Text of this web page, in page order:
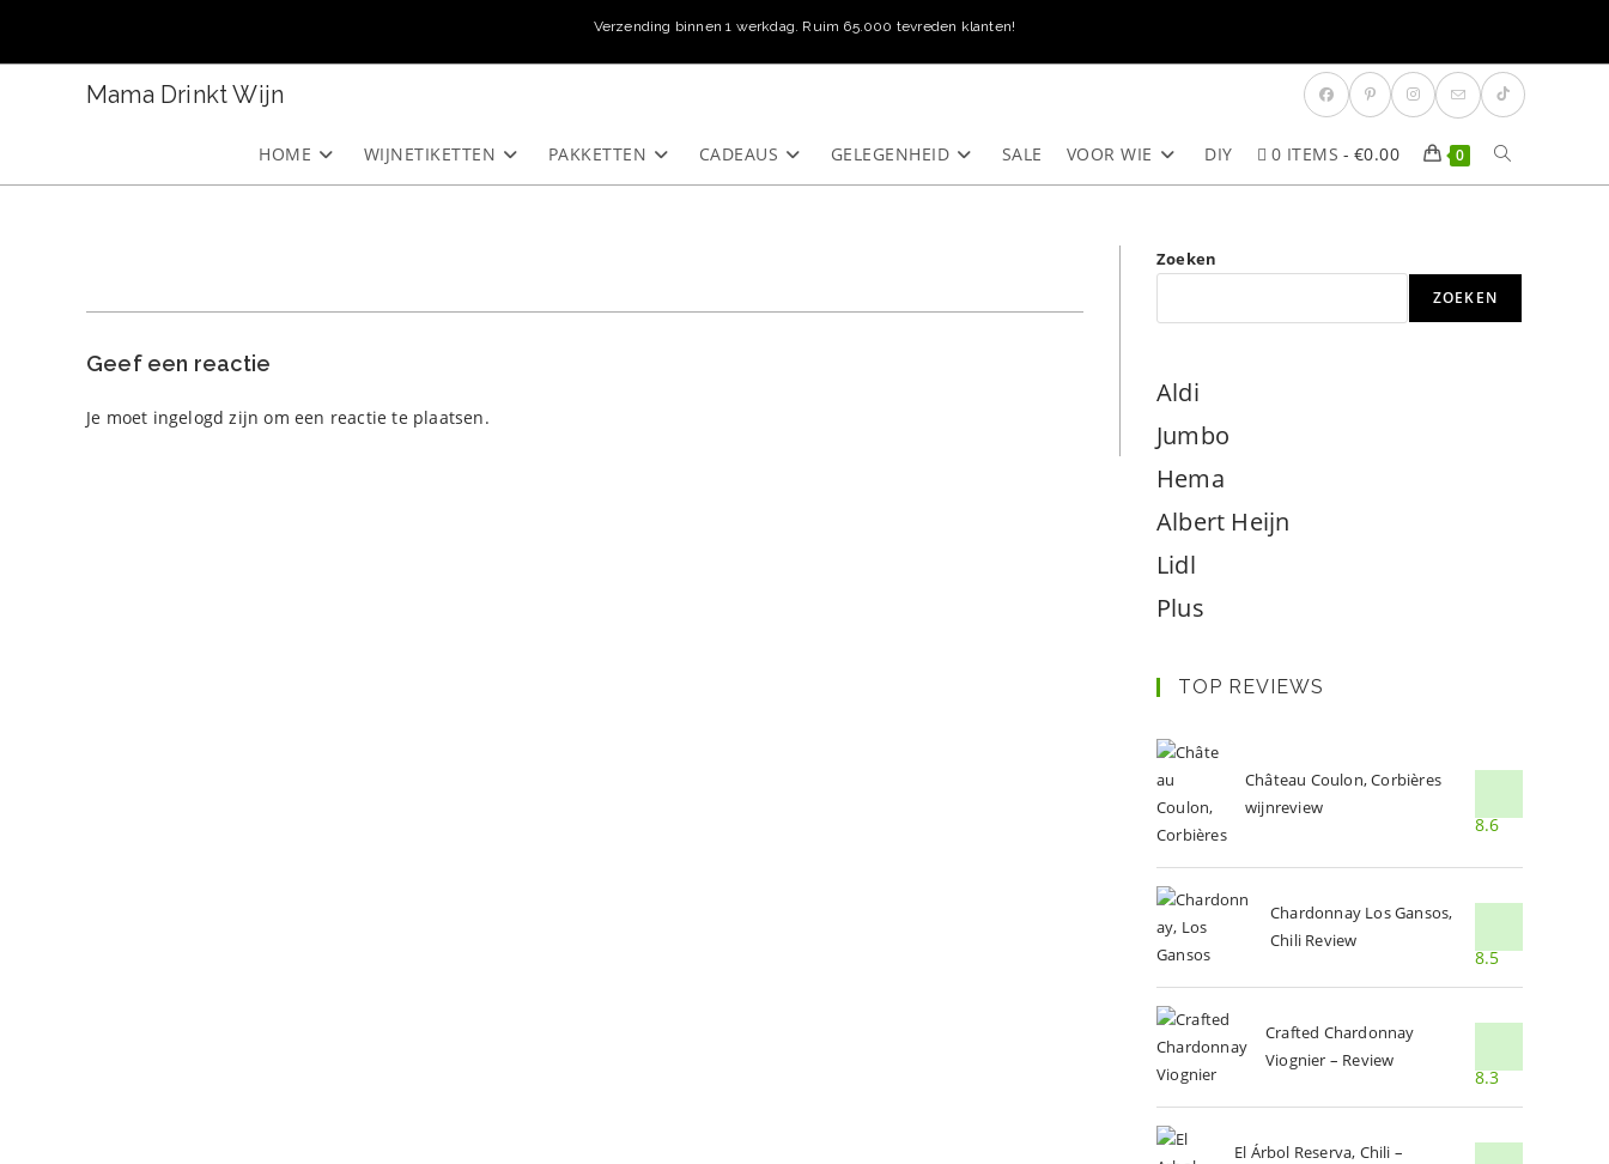
Verzending binnen 1 werkdag. Ruim 65.000 tevreden klanten!
Mama Drinkt Wijn
HOME WIJNETIKETTEN PAKKETTEN CADEAUS GELEGENHEID SALE VOOR WIE DIY 0 ITEMS €0.00 0 TOGGLE
ZOEKEN
Geef een reactie
Je moet ingelogd zijn om een reactie te plaatsen.
Zoeken
ZOEKEN
Aldi
Jumbo
Hema
Albert Heijn
Lidl
Plus
TOP REVIEWS
Château Coulon, Corbières
wijnreview
8.6
Chardonnay Los Gansos,
Chili Review
8.5
Crafted Chardonnay
Viognier – Review
8.3
El Árbol Reserva, Chili –